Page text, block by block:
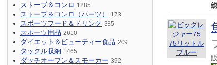
ストーブ＆コンロ 1285
ストーブ＆コンロ（パーツ） 173
スポーツフード＆ドリンク 385
スポーツ用品 2610
ダイエット＆ビューティー食品 209
タックル収納 1465
ダッチオーブン＆スモーカー 392